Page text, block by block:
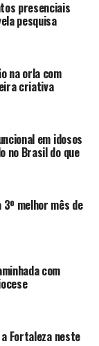
presenciais
pesquisa
na orla com
criativa
em idosos
no Brasil do que
melhor mês de
com
Fortaleza neste